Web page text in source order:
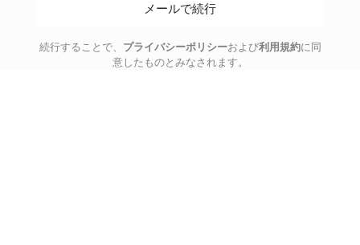
メールで続行
続行することで、 プライバシーポリシーおよび利用規約に同
意したものとみなされます。